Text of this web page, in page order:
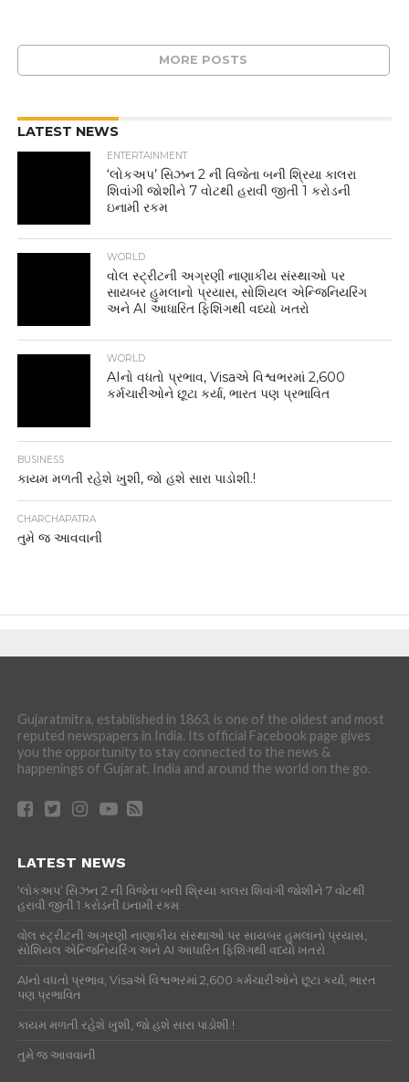
MORE POSTS
LATEST NEWS
ENTERTAINMENT
‘લોકઅપ’ સિઝન 2 ની વિજેતા બની શ્રિયા કાલરા
શિવાંગી જોશીને 7 વોટથી હરાવી જીતી 1 કરોડની
ઇનામી રકમ
WORLD
વોલ સ્ટ્રીટની અગ્રણી નાણાકીય સંસ્થાઓ પર
સાયબર હુમલાનો પ્રયાસ, સોશિયલ એન્જિનિયરિંગ
અને AI આધારિત ફિશિંગથી વધ્યો ખતરો
WORLD
AIનો વધતો પ્રભાવ, Visaએ વિશ્વભરમાં 2,600
કર્મચારીઓને છૂટા કર્યા, ભારત પણ પ્રભાવિત
BUSINESS
કાયમ મળતી રહેશે ખુશી, જો હશે સારા પાડોશી.!
CHARCHAPATRA
તુમે જ આવવાની
Gujaratmitra, established in 1863, is one of the oldest and most
reputed newspapers in India. Its official Facebook page gives
you the opportunity to stay connected to the news &
happenings of Gujarat, India and around the world on the go.
LATEST NEWS
‘લોકઅપ’ સિઝન 2 ની વિજેતા બની શ્રિયા કાલરા શિવાંગી જોશીને 7 વોટથી
હરાવી જીતી 1 કરોડની ઇનામી રકમ
વોલ સ્ટ્રીટની અગ્રણી નાણાકીય સંસ્થાઓ પર સાયબર હુમલાનો પ્રયાસ,
સોશિયલ એન્જિનિયરિંગ અને AI આધારિત ફિશિંગથી વધ્યો ખતરો
AIનો વધતો પ્રભાવ, Visaએ વિશ્વભરમાં 2,600 કર્મચારીઓને છૂટા કર્યા, ભારત
પણ પ્રભાવિત
કાયમ મળતી રહેશે ખુશી, જો હશે સારા પાડોશી.!
તુમે જ આવવાની